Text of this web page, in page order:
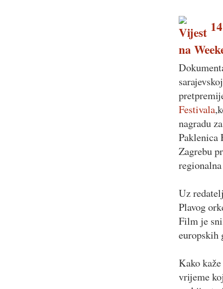
na
Festivala
nagradu
Paklenica
Zagrebu
Uz
Plavog
Film je
europskih
Kako
vrijeme